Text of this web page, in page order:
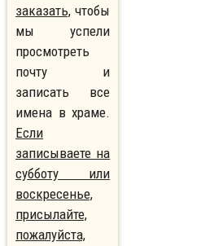
заказать, чтобы
мы успели
просмотреть
почту и
записать все
имена в храме.
Если
записываете на
субботу или
воскресенье,
присылайте,
пожалуйста,